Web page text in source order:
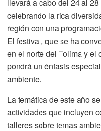
llevará a cabo del 24 al
celebrando la rica
región con una
El festival, que se ha
en el norte del Tolima y el
pondrá un énfasis
ambiente.
La temática de este año
actividades que incluyen
talleres sobre temas